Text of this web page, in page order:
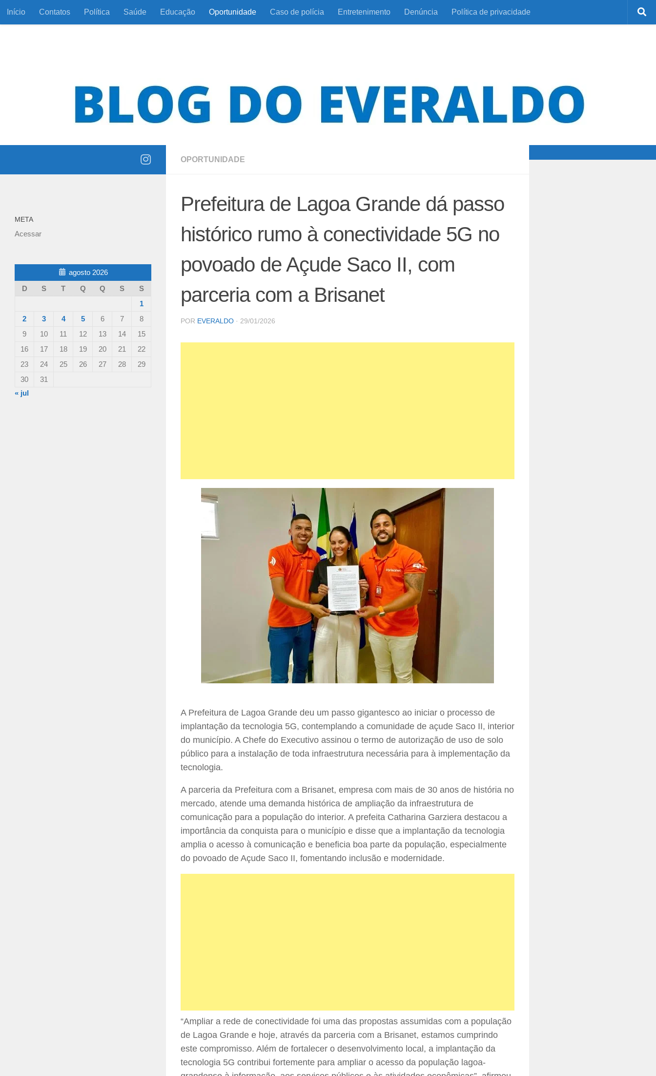
Skip to content
Início Contatos Política Saúde Educação Oportunidade Caso de polícia Entretenimento Denúncia Política de privacidade
OPORTUNIDADE
Prefeitura de Lagoa Grande dá passo
histórico rumo à conectividade 5G no
povoado de Açude Saco II, com
parceria com a Brisanet
POR EVERALDO · 29/01/2026
A Prefeitura de Lagoa Grande deu um passo gigantesco ao iniciar o processo de
implantação da tecnologia 5G, contemplando a comunidade de açude Saco II, interior
do município. A Chefe do Executivo assinou o termo de autorização de uso de solo
público para a instalação de toda infraestrutura necessária para à implementação da
tecnologia.
A parceria da Prefeitura com a Brisanet, empresa com mais de 30 anos de história no
mercado, atende uma demanda histórica de ampliação da infraestrutura de
comunicação para a população do interior. A prefeita Catharina Garziera destacou a
importância da conquista para o município e disse que a implantação da tecnologia
amplia o acesso à comunicação e beneficia boa parte da população, especialmente
do povoado de Açude Saco II, fomentando inclusão e modernidade.
“Ampliar a rede de conectividade foi uma das propostas assumidas com a população
de Lagoa Grande e hoje, através da parceria com a Brisanet, estamos cumprindo
este compromisso. Além de fortalecer o desenvolvimento local, a implantação da
tecnologia 5G contribui fortemente para ampliar o acesso da população lagoa-
META
Acessar
agosto 2026
D
S T Q Q S
S
1
2
3 4 5 6 7
8
9
10 11 12 13 14
15
16
17 18 19 20 21
22
23
24 25 26 27 28
29
30
31
« jul